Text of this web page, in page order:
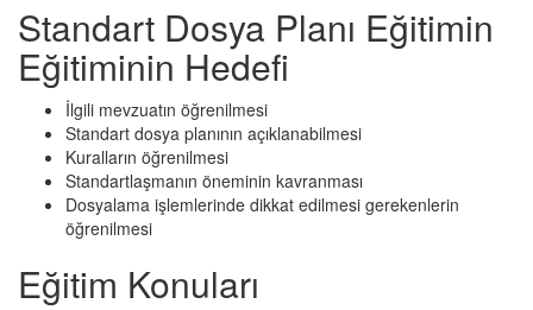
Standart Dosya Planı Eğitimin
Eğitiminin Hedefi
İlgili mevzuatın öğrenilmesi
Standart dosya planının açıklanabilmesi
Kuralların öğrenilmesi
Standartlaşmanın öneminin kavranması
Dosyalama işlemlerinde dikkat edilmesi gerekenlerin
öğrenilmesi
Eğitim Konuları